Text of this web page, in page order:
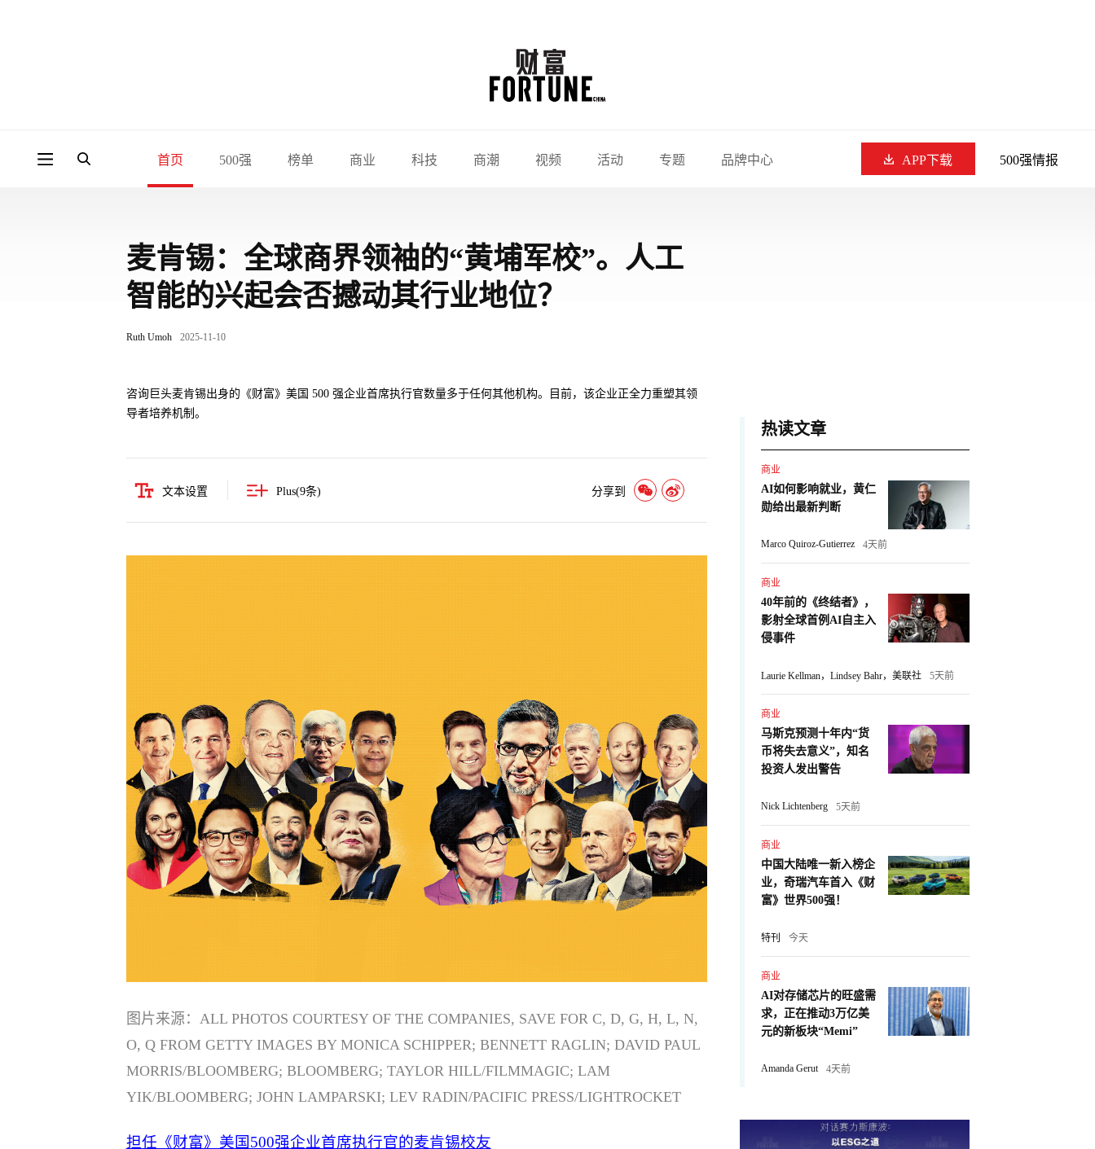
首页 500强 榜单 商业 科技 商潮 视频 活动 专题 品牌中心 APP下载 500强情报
麦肯锡：全球商界领袖的“黄埔军校”。人工
智能的兴起会否撼动其行业地位？
Ruth Umoh 2025-11-10
咨询巨头麦肯锡出身的《财富》美国 500 强企业首席执行官数量多于任何其他机构。目前，该企业正全力重塑其领
导者培养机制。
文本设置 Plus(9条) 分享到
图片来源： ALL PHOTOS COURTESY OF THE COMPANIES, SAVE FOR C, D, G, H, L, N,
O, Q FROM GETTY IMAGES BY MONICA SCHIPPER; BENNETT RAGLIN; DAVID PAUL
MORRIS/BLOOMBERG; BLOOMBERG; TAYLOR HILL/FILMMAGIC; LAM
YIK/BLOOMBERG; JOHN LAMPARSKI; LEV RADIN/PACIFIC PRESS/LIGHTROCKET
担任《财富》美国500强企业首席执行官的麦肯锡校友
热读文章
商业
AI如何影响就业，黄仁
勋给出最新判断
Marco Quiroz-Gutierrez 4天前
商业
40年前的《终结者》，
影射全球首例AI自主入
侵事件
Laurie Kellman，Lindsey Bahr，美联社 5天前
商业
马斯克预测十年内“货
币将失去意义”，知名
投资人发出警告
Nick Lichtenberg 5天前
商业
中国大陆唯一新入榜企
业，奇瑞汽车首入《财
富》世界500强！
特刊 今天
商业
AI对存储芯片的旺盛需
求，正在推动3万亿美
元的新板块“Memi”
Amanda Gerut 4天前